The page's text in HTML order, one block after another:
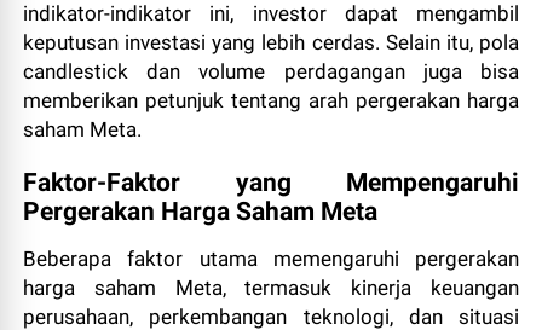
indikator-indikator ini, investor dapat mengambil
keputusan investasi yang lebih cerdas. Selain itu, pola
candlestick dan volume perdagangan juga bisa
memberikan petunjuk tentang arah pergerakan harga
saham Meta.
Faktor-Faktor yang Mempengaruhi
Pergerakan Harga Saham Meta
Beberapa faktor utama memengaruhi pergerakan
harga saham Meta, termasuk kinerja keuangan
perusahaan, perkembangan teknologi, dan situasi